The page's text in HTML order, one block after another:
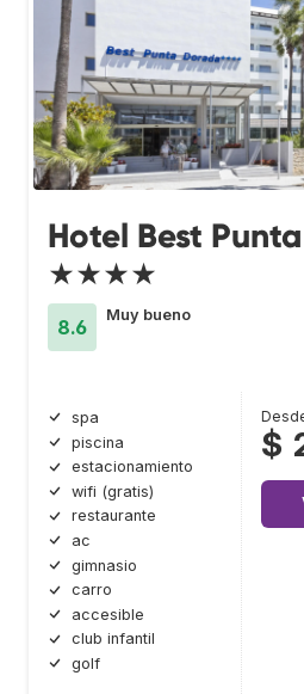
Hotel Best
★★★★
8.6
Muy bueno
spa
piscina
estacionamiento
wifi (gratis)
restaurante
ac
gimnasio
carro
accesible
club infantil
golf
$